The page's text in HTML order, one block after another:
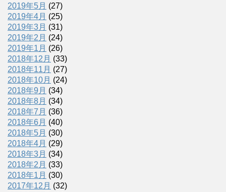
2019年5月 (27)
2019年4月 (25)
2019年3月 (31)
2019年2月 (24)
2019年1月 (26)
2018年12月 (33)
2018年11月 (27)
2018年10月 (24)
2018年9月 (34)
2018年8月 (34)
2018年7月 (36)
2018年6月 (40)
2018年5月 (30)
2018年4月 (29)
2018年3月 (34)
2018年2月 (33)
2018年1月 (30)
2017年12月 (32)